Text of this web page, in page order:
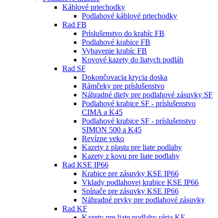
Káblové priechodky
Podlahové káblové priechodky
Rad FB
Príslušenstvo do krabíc FB
Podlahové krabice FB
Vybavenie krabíc FB
Kovové kazety do liatych podláh
Rad SF
Dokončovacia krycia doska
Rámčeky pre príslušenstvo
Náhradné diely pre podlahové zásuvky SF
Podlahové krabice SF - príslušenstvo
CIMA a K45
Podlahové krabice SF - príslušenstvo
SIMON 500 a K45
Revízne veko
Kazety z plastu pre liate podlahy
Kazety z kovu pre liate podlahy
Rad KSE IP66
Krabice pre zásuvky KSE IP66
Vklady podlahovej krabice KSE IP66
Spínače pre zásuvky KSE IP66
Náhradné prvky pre podlahové zásuvky
Rad KF